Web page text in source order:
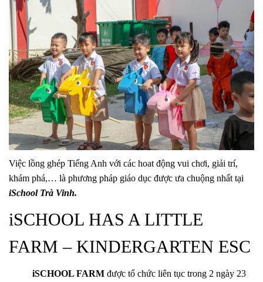
Việc lồng ghép Tiếng Anh với các hoat động vui chơi, giải trí,
khám phá,… là phương pháp giáo dục được ưa chuộng nhất tại
iSchool Trà Vinh.
iSCHOOL HAS A LITTLE
FARM – KINDERGARTEN ESC
iSCHOOL FARM được tổ chức liên tục trong 2 ngày 23